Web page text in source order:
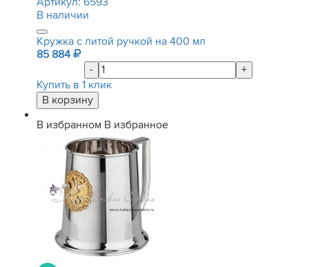
В наличии
Кружка с литой ручкой на 400 мл
85 884
-
+
Купить в 1 клик
В избранном В избранное